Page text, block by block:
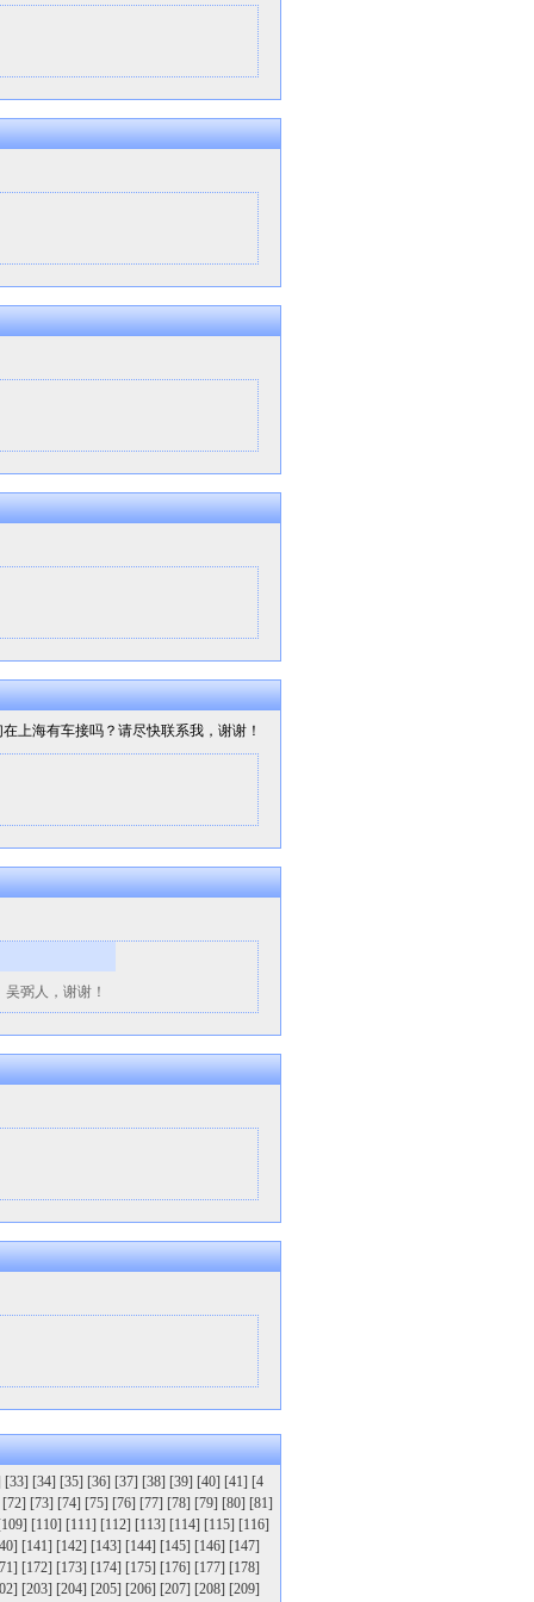
上海有车接吗？请尽快联系我，谢谢！
弼人，谢谢！
[33] [34] [35] [36] [37] [38] [39] [40] [41] [4
[72] [73] [74] [75] [76] [77] [78] [79] [80] [81]
[110] [111] [112] [113] [114] [115] [116]
[141] [142] [143] [144] [145] [146] [147]
[172] [173] [174] [175] [176] [177] [178]
[203] [204] [205] [206] [207] [208] [209]